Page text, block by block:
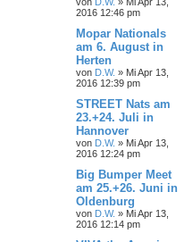
2016 12:46 pm
Mopar Nationals
am 6. August in
Herten
von D.W. » Mi Apr 13,
2016 12:39 pm
STREET Nats am
23.+24. Juli in
Hannover
von D.W. » Mi Apr 13,
2016 12:24 pm
Big Bumper Meet
am 25.+26. Juni in
Oldenburg
von D.W. » Mi Apr 13,
2016 12:14 pm